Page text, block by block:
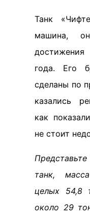
Танк
машина,
года. Его
сделаны по
казались
как
не стоит
танк,
целых 54,8
около 29